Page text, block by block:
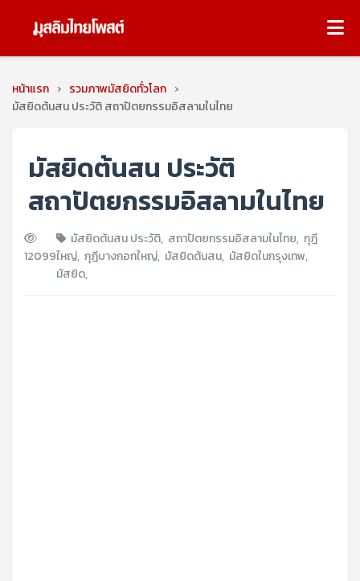
หน้าแรก › รวมภาพมัสยิดทั่วโลก ›
มัสยิดต้นสน ประวัติ สถาปัตยกรรมอิสลามในไทย
มัสยิดต้นสน ประวัติ
สถาปัตยกรรมอิสลามในไทย
12099
มัสยิดต้นสน ประวัติ, สถาปัตยกรรมอิสลามในไทย, กุฎี
ใหญ่, กุฎีบางกอกใหญ่, มัสยิดต้นสน, มัสยิดในกรุงเทพ,
มัสยิด,